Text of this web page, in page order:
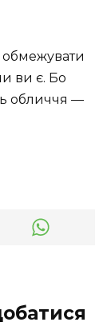
ви є. Бо
обличчя —